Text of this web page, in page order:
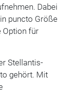
Dabei
puncto Größe
Option für
Stellantis-
gehört. Mit